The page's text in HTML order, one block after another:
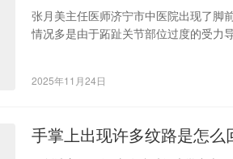
张月美主任医师济宁市中医院出现了脚
情况多是由于跖趾关节部位过度的受力
2025年11月24日
手掌上出现许多纹路是怎么